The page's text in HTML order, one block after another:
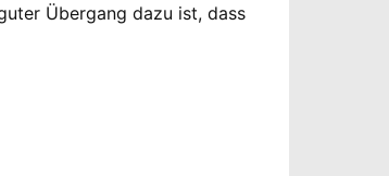
Übergang dazu ist, dass